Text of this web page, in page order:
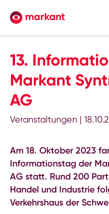
13.
Markant
AG
Veranstaltungen |
Am 18. Oktober 2023
Informationstag der
AG statt. Rund 200
Handel und Industrie
Verkehrshaus der